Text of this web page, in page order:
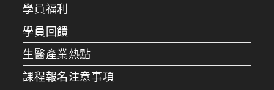
學員福利
學員回饋
生醫產業熱點
課程報名注意事項